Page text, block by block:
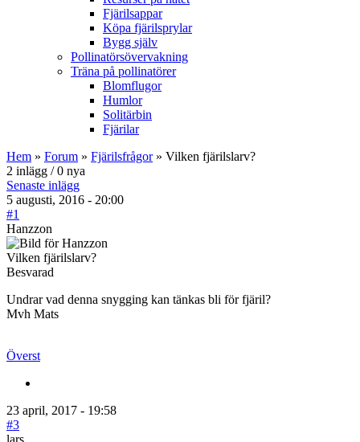
Fjärilsappar
Köpa fjärilsprylar
Bygg själv
Pollinatörsövervakning
Träna på pollinatörer
Blomflugor
Humlor
Solitärbin
Fjärilar
Hem » Forum » Fjärilsfrågor» Vilken fjärilslarv?
2 inlägg / 0 nya
Senaste inlägg
5 augusti, 2016 - 20:00
#1
Hanzzon
Vilken fjärilslarv?
Besvarad
Undrar vad denna snygging kan tänkas bli för fjäril?
Mvh Mats
Överst
23 april, 2017 - 19:58
#3
lars